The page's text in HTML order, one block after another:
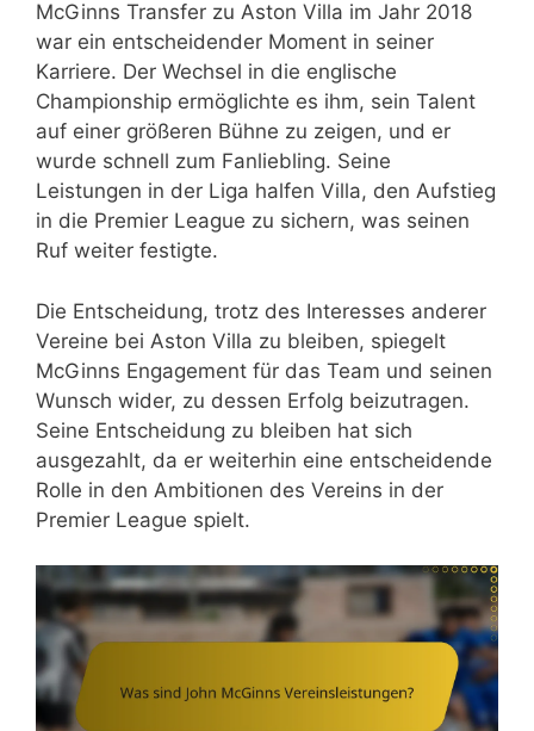
McGinns Transfer zu Aston Villa im Jahr 2018
war ein entscheidender Moment in seiner
Karriere. Der Wechsel in die englische
Championship ermöglichte es ihm, sein Talent
auf einer größeren Bühne zu zeigen, und er
wurde schnell zum Fanliebling. Seine
Leistungen in der Liga halfen Villa, den Aufstieg
in die Premier League zu sichern, was seinen
Ruf weiter festigte.
Die Entscheidung, trotz des Interesses anderer
Vereine bei Aston Villa zu bleiben, spiegelt
McGinns Engagement für das Team und seinen
Wunsch wider, zu dessen Erfolg beizutragen.
Seine Entscheidung zu bleiben hat sich
ausgezahlt, da er weiterhin eine entscheidende
Rolle in den Ambitionen des Vereins in der
Premier League spielt.